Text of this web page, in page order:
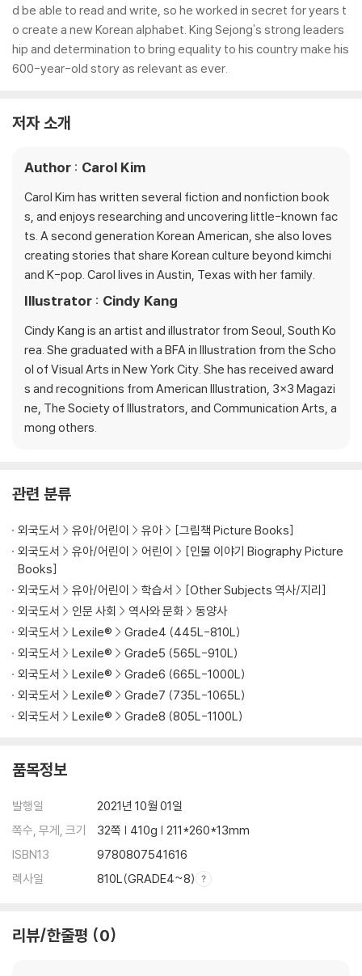
d be able to read and write, so he worked in secret for years t
o create a new Korean alphabet. King Sejong's strong leaders
hip and determination to bring equality to his country make his
600-year-old story as relevant as ever.
저자 소개
Author : Carol Kim
Carol Kim has written several fiction and nonfiction book
s, and enjoys researching and uncovering little-known fac
ts. A second generation Korean American, she also loves
creating stories that share Korean culture beyond kimchi
and K-pop. Carol lives in Austin, Texas with her family.
Illustrator : Cindy Kang
Cindy Kang is an artist and illustrator from Seoul, South Ko
rea. She graduated with a BFA in Illustration from the Scho
ol of Visual Arts in New York City. She has received award
s and recognitions from American Illustration, 3x3 Magazi
ne, The Society of Illustrators, and Communication Arts, a
mong others.
관련 분류
외국도서 유아/어린이 유아
[그림책 Picture Books]
외국도서
유아/어린이 어린이
[인물 이야기 Biography Picture
Books]
외국도서
유아/어린이 학습서
[Other Subjects 역사/지리]
외국도서
인문 사회 역사와 문화
동양사
외국도서
Lexile®
Grade4 (445L-810L)
외국도서
Lexile®
Grade5 (565L-910L)
외국도서
Lexile®
Grade6 (665L-1000L)
외국도서
Lexile®
Grade7 (735L-1065L)
외국도서
Lexile® Grade8 (805L-1100L)
품목정보
발행일
2021년 10월 01일
쪽수, 무게, 크기
32쪽 | 410g | 211*260*13mm
ISBN13
9780807541616
렉사일
810L(GRADE4~8)
리뷰/한줄평 0